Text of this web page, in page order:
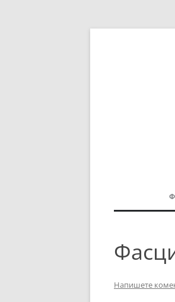
Напишете